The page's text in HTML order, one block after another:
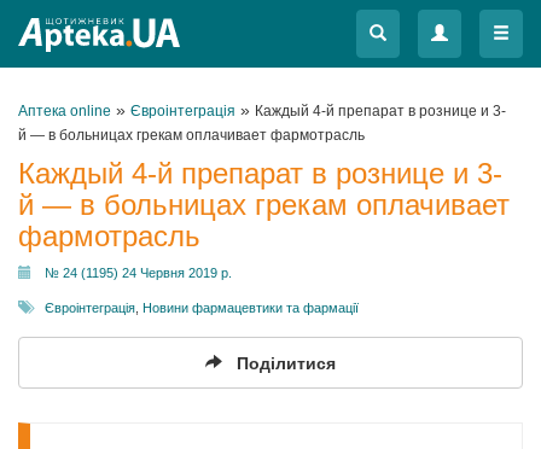
Меню
Меню
Аптека online » Євроінтеграція » Каждый 4-й препарат в рознице и 3-
й — в больницах грекам оплачивает фармотрасль
Каждый 4-й препарат в рознице и 3-
й — в больницах грекам оплачивает
фармотрасль
№ 24 (1195) 24 Червня 2019 р.
Євроінтеграція Новини фармацевтики та фармації
Поділитися